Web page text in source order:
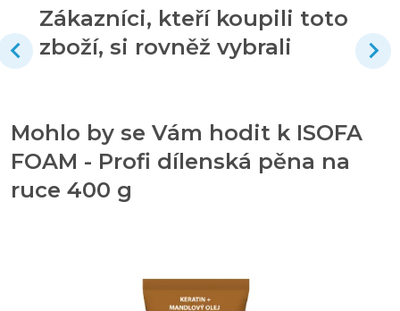
Zákazníci, kteří koupili toto
zboží, si rovněž vybrali
Mohlo by se Vám hodit k ISOFA
FOAM - Profi dílenská pěna na
ruce 400 g